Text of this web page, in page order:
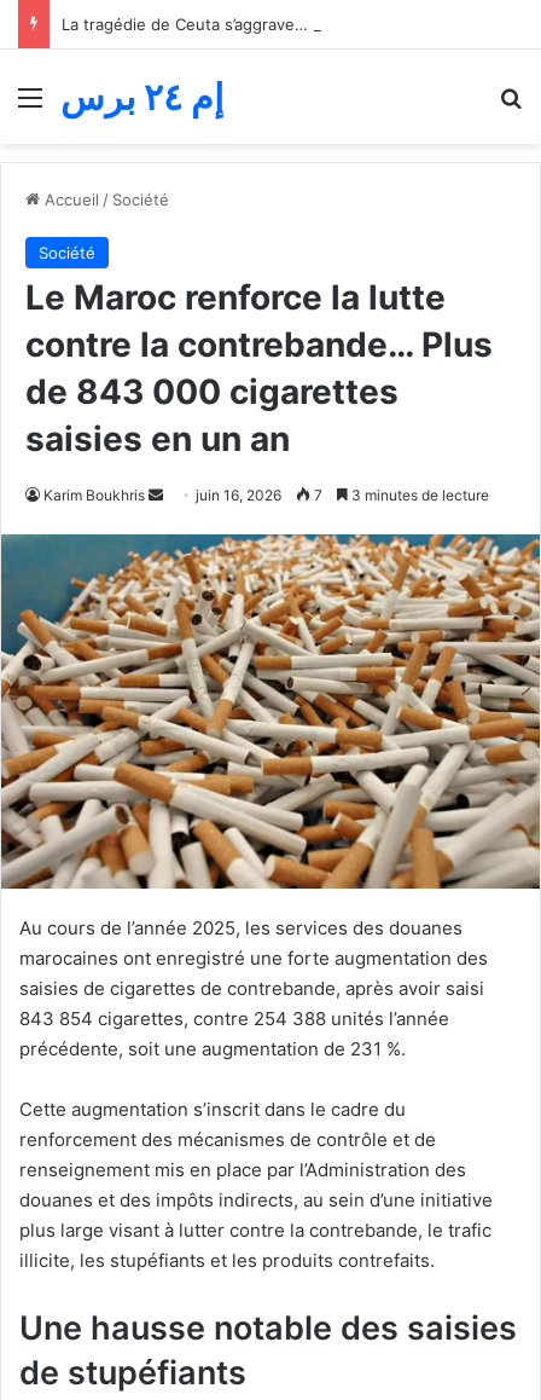
Menu إم ٢٤ برس
Accueil / Société
Société
Le Maroc renforce la lutte
contre la contrebande… Plus
de 843 000 cigarettes
saisies en un an
Karim Boukhris
Envoyer
courriel
juin 16, 2026 7 3 minutes de lecture
Au cours de l’année 2025, les services des douanes
marocaines ont enregistré une forte augmentation des
saisies de cigarettes de contrebande, après avoir saisi
843 854 cigarettes, contre 254 388 unités l’année
précédente, soit une augmentation de 231 %.
Cette augmentation s’inscrit dans le cadre du
renforcement des mécanismes de contrôle et de
renseignement mis en place par l’Administration des
douanes et des impôts indirects, au sein d’une initiative
plus large visant à lutter contre la contrebande, le trafic
illicite, les stupéfiants et les produits contrefaits.
Une hausse notable des saisies
de stupéfiants